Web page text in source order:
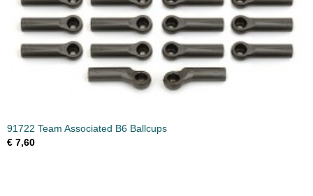
91722 Team Associated B6 Ballcups
€ 7,60